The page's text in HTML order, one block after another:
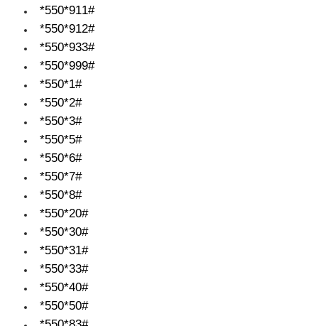
*550*911#
*550*912#
*550*933#
*550*999#
*550*1#
*550*2#
*550*3#
*550*5#
*550*6#
*550*7#
*550*8#
*550*20#
*550*30#
*550*31#
*550*33#
*550*40#
*550*50#